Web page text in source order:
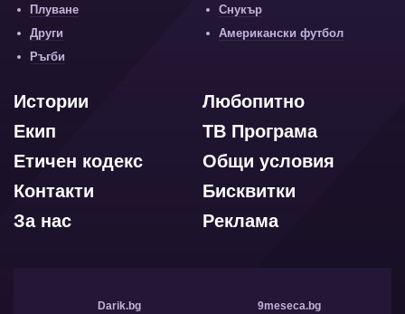
Плуване
Снукър
Други
Американски футбол
Ръгби
Любопитно
Истории
ТВ Програма
Екип
Общи условия
Етичен кодекс
Бисквитки
Контакти
Реклама
За нас
Darik.bg 9meseca.bg